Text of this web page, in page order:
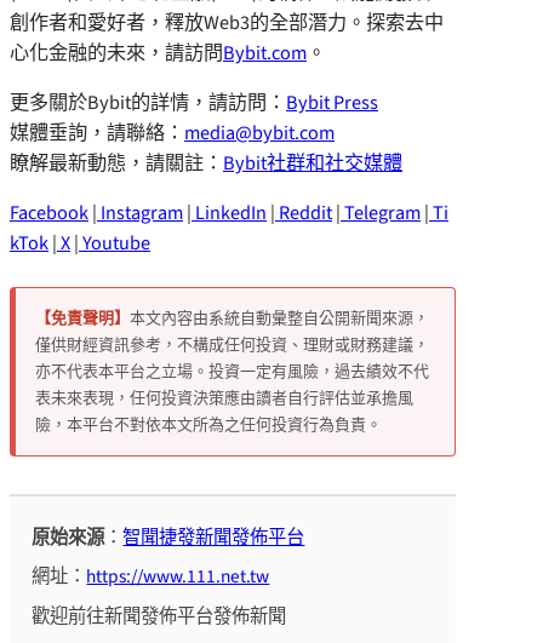
創作者和愛好者，釋放Web3的全部潛力。探索去中
心化金融的未來，請訪問Bybit.com 。
更多關於Bybit的詳情，請訪問： Bybit Press
媒體垂詢，請聯絡： media@bybit.com
瞭解最新動態，請關註： Bybit社群和社交媒體
Facebook| Instagram| LinkedIn | Reddit|Telegram|Ti
kTok|X|Youtube
【免責聲明】 本文內容由系統自動彙整自公開新聞來源，
僅供財經資訊參考，不構成任何投資、理財或財務建議，
亦不代表本平台之立場。投資一定有風險，過去績效不代
表未來表現，任何投資決策應由讀者自行評估並承擔風
險，本平台不對依本文所為之任何投資行為負責。
原始來源：智聞捷發新聞發佈平台
網址：https://www.111.net.tw
歡迎前往新聞發佈平台發佈新聞